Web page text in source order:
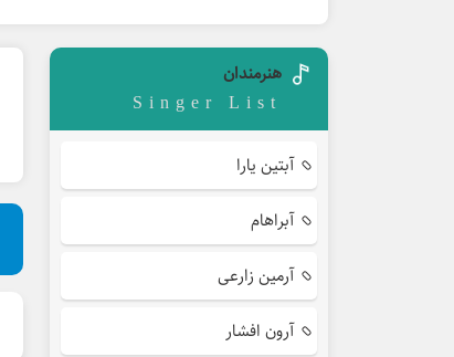
هنرمندان
Singer List
آبتین یارا
آبراهام
آرمین زارعی
آرون افشار